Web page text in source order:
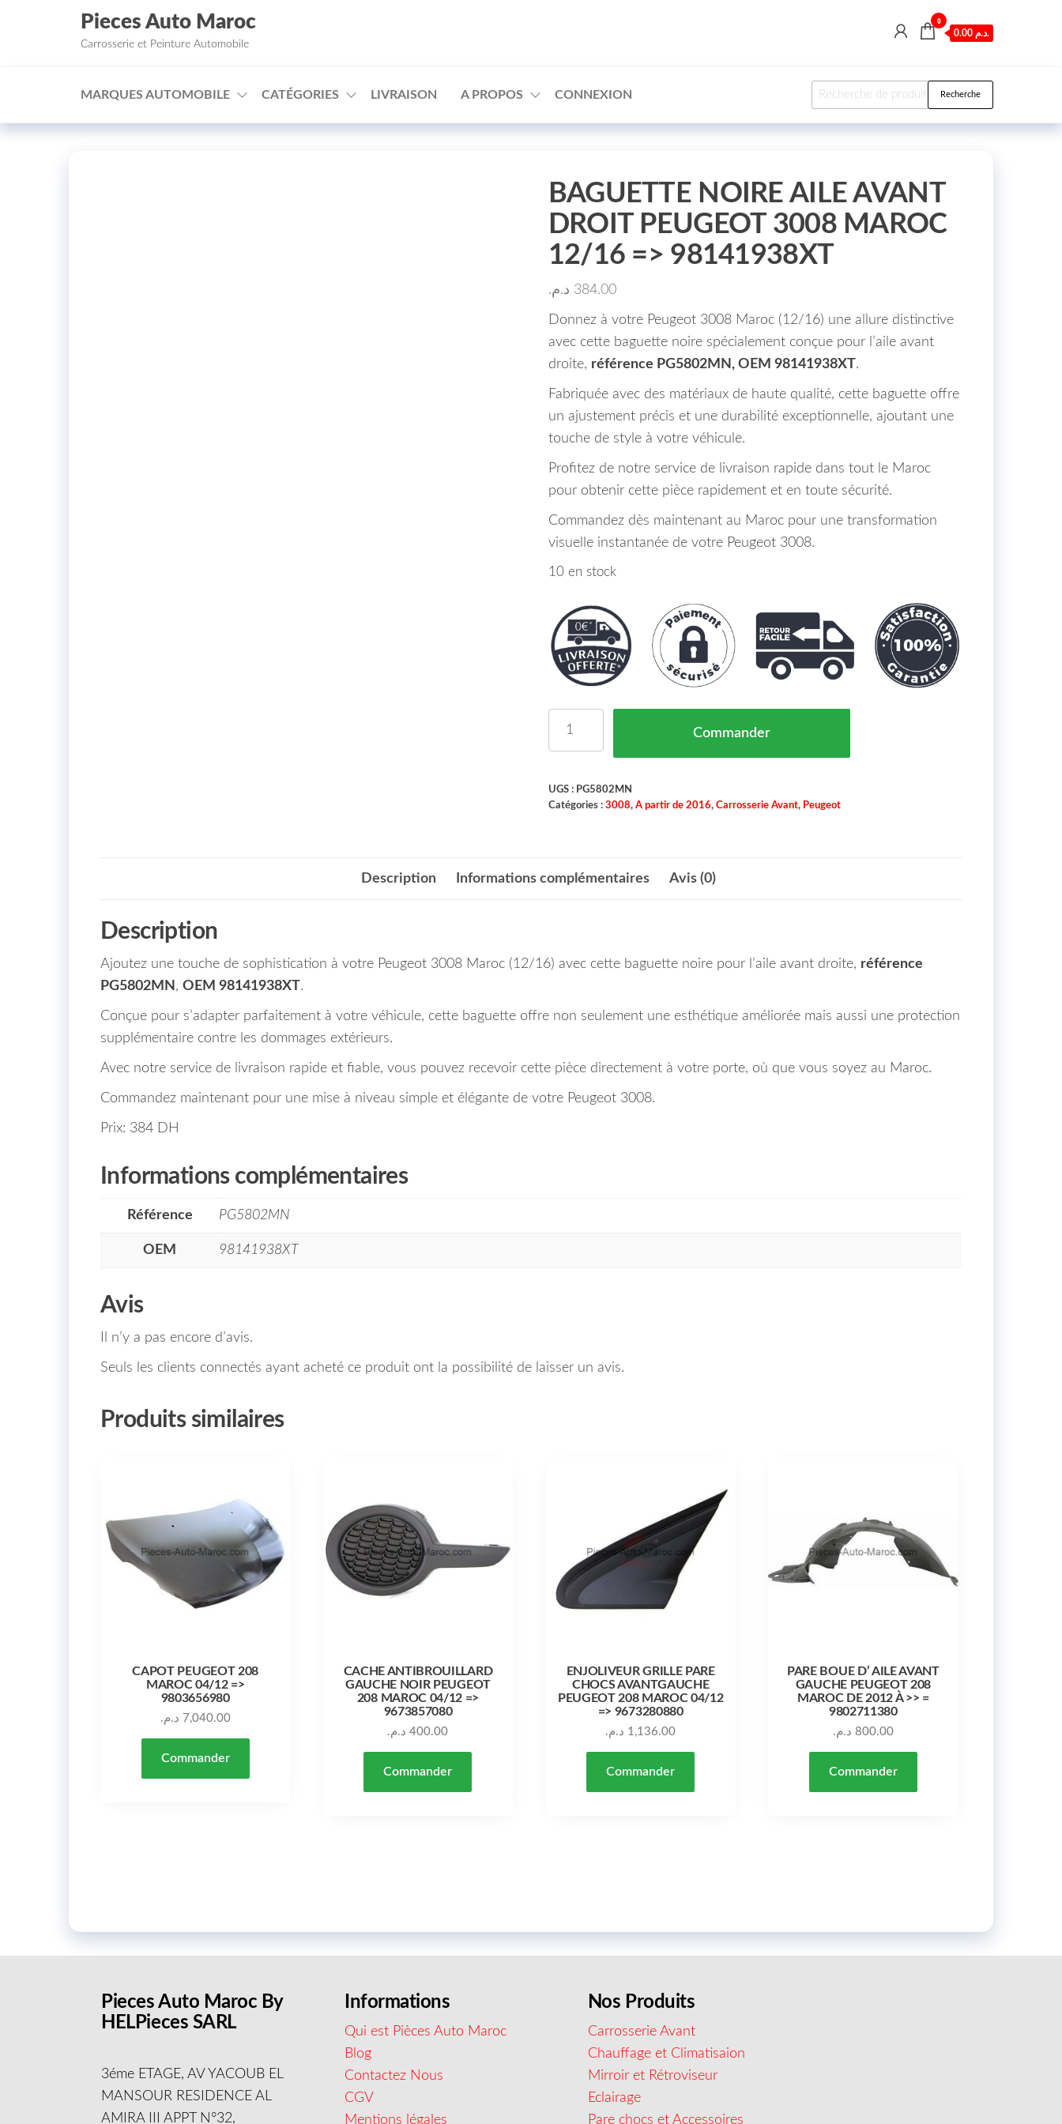
□
Aller au contenu
Pieces Auto Maroc
Carrosserie et Peinture Automobile
0
0.00 د.م.
MARQUES AUTOMOBILE CATÉGORIES LIVRAISON A PROPOS CONNEXION Recherche pour : Recherche
BAGUETTE NOIRE AILE AVANT
DROIT PEUGEOT 3008 MAROC
12/16 => 98141938XT
384.00 د.م.
Donnez à votre Peugeot 3008 Maroc (12/16) une allure distinctive
avec cette baguette noire spécialement conçue pour l’aile avant
droite, référence PG5802MN, OEM 98141938XT.
Fabriquée avec des matériaux de haute qualité, cette baguette offre
un ajustement précis et une durabilité exceptionnelle, ajoutant une
touche de style à votre véhicule.
Profitez de notre service de livraison rapide dans tout le Maroc
pour obtenir cette pièce rapidement et en toute sécurité.
Commandez dès maintenant au Maroc pour une transformation
visuelle instantanée de votre Peugeot 3008.
10 en stock
Commander
UGS : PG5802MN
Catégories : 3008, A partir de 2016, Carrosserie Avant, Peugeot
Description Informations complémentaires Avis (0)
Description
Ajoutez une touche de sophistication à votre Peugeot 3008 Maroc (12/16) avec cette baguette noire pour l’aile avant droite, référence
PG5802MN , OEM 98141938XT.
Conçue pour s’adapter parfaitement à votre véhicule, cette baguette offre non seulement une esthétique améliorée mais aussi une protection
supplémentaire contre les dommages extérieurs.
Avec notre service de livraison rapide et fiable, vous pouvez recevoir cette pièce directement à votre porte, où que vous soyez au Maroc.
Commandez maintenant pour une mise à niveau simple et élégante de votre Peugeot 3008.
Prix: 384 DH
Informations complémentaires
Référence PG5802MN
OEM 98141938XT
Avis
Il n’y a pas encore d’avis.
Seuls les clients connectés ayant acheté ce produit ont la possibilité de laisser un avis.
Produits similaires
CAPOT PEUGEOT 208
MAROC 04/12 =>
9803656980
7,040.00 د.م.
Commander
CACHE ANTIBROUILLARD
GAUCHE NOIR PEUGEOT
208 MAROC 04/12 =>
9673857080
400.00 د.م.
Commander
ENJOLIVEUR GRILLE PARE
CHOCS AVANTGAUCHE
PEUGEOT 208 MAROC 04/12
=> 9673280880
1,136.00 د.م.
Commander
PARE BOUE D’ AILE AVANT
GAUCHE PEUGEOT 208
MAROC DE 2012 À >> =
9802711380
800.00 د.م.
Commander
Pieces Auto Maroc By
HELPieces SARL
3éme ETAGE, AV YACOUB EL
MANSOUR RESIDENCE AL
AMIRA III APPT N°32,
Informations
Qui est Pièces Auto Maroc
Blog
Contactez Nous
CGV
Mentions légales
Nos Produits
Carrosserie Avant
Chauffage et Climatisaion
Mirroir et Rétroviseur
Eclairage
Pare chocs et Accessoires